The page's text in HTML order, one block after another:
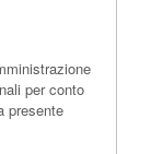
per conto
presente